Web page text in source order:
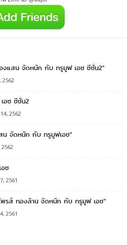
งแสน จัดหนัก กับ ทรูมูฟ เอช ซีซั่น2”
2562
อช ซีซั่น2
2562
น จัดหนัก กับ ทรูมูฟเอช”
2562
ช
2561
พรส์ ทองล้าน จัดหนัก กับ ทรูมูฟ เอช”
2561